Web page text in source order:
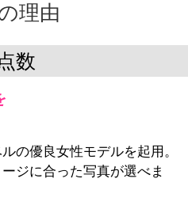
理由
数
の優良女性モデルを起用。
ジに合った写真が選べま